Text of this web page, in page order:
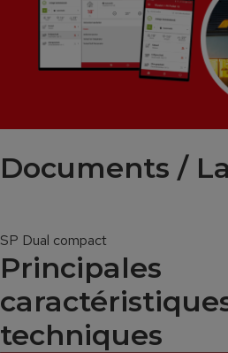
Documents /
SP Dual compact
Principales
techniques